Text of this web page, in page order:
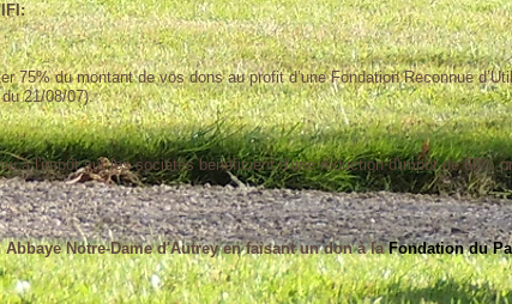
75% du montant de vos dons au profit d’une Fondation Reconnue
21/08/07).
à l'impôt sur les sociétés bénéficient d'une réduction d'impôt de 60%
Abbaye Notre-Dame d'Autrey en faisant un don à laFondation du